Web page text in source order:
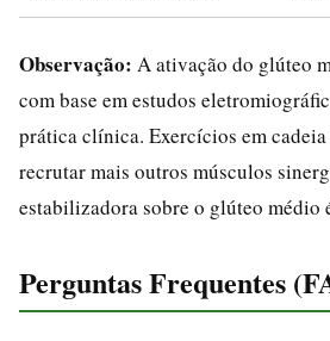
Observação: A ativação do glúteo
com base em estudos
prática clínica. Exercícios em cadeia
recrutar mais outros músculos
estabilizadora sobre o glúteo médio
Perguntas Frequentes